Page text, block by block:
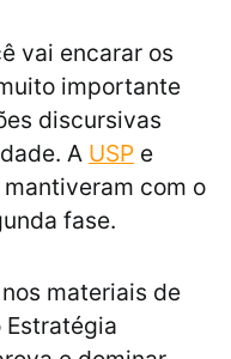
vai encarar os
importante
discursivas
A USP e
com o
fase.
materiais de
Estratégia